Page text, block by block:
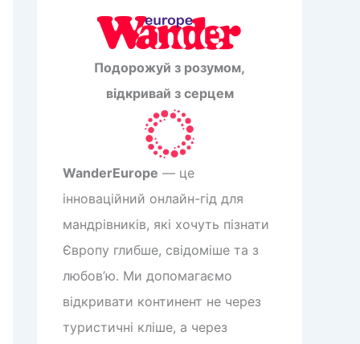
Подорожуй з розумом,
відкривай з серцем
WanderEurope — це
інноваційний онлайн-гід для
мандрівників, які хочуть пізнати
Європу глибше, свідоміше та з
любов’ю. Ми допомагаємо
відкривати континент не через
туристичні кліше, а через